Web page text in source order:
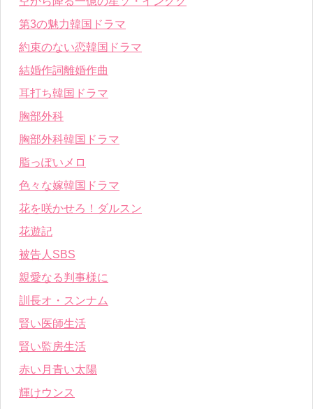
第3の魅力韓国ドラマ
約束のない恋韓国ドラマ
結婚作詞離婚作曲
耳打ち韓国ドラマ
胸部外科
胸部外科韓国ドラマ
脂っぽいメロ
色々な嫁韓国ドラマ
花を咲かせろ！ダルスン
花遊記
被告人SBS
親愛なる判事様に
訓長オ・スンナム
賢い医師生活
賢い監房生活
赤い月青い太陽
輝けウンス